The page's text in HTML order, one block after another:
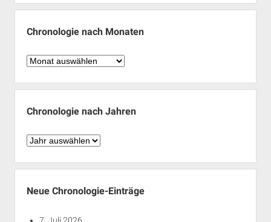
Chronologie nach Monaten
Chronologie
Monaten
Chronologie nach Jahren
Chronologie
Jahren
Neue Chronologie-Einträge
7. Juli 2026